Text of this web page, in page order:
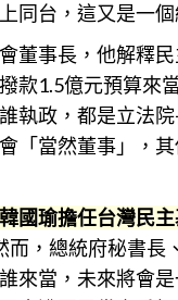
同台，這又是一個
董事長，他解釋民
款1.5億元預算來
執政，都是立法
「當然董事」，
國瑜擔任台灣民
，總統府秘書長
來當，未來將會